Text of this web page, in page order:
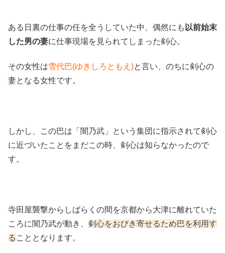
ある日裏の仕事の任を全うしていた中、偶然にも 以前始末
した男の妻に仕事現場を見られてしまった剣心。
その女性は雪代巴(ゆきしろともえ)と言い、のちに剣心の
妻となる女性です。
しかし、この巴は「闇乃武」という集団に指示されて剣心
に近づいたことをまだこの時、剣心は知らなかったので
す。
寺田屋襲撃からしばらくの間を京都から大津に離れていた
ころに闇乃武が動き、 剣心をおびき寄せるため巴を利用す
ることとなります。